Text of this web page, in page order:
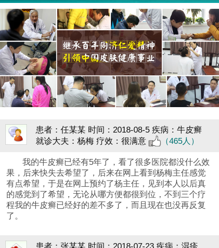
患者：任某某 时间：2018-08-5 疾病：牛皮癣
就诊大夫：杨梅 疗效：很满意 （465人）
我的牛皮癣已经有5年了，看了很多医院都没什么效
果，后来快失去希望了，后来在网上看到杨梅主任感觉
有点希望，于是在网上预约了杨主任，见到本人以后真
的感觉到了希望，无论从哪方便都很到位，不到三个疗
程我的牛皮癣已经好的差不多了，而且现在也没再反复
了。